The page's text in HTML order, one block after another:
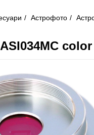
/ Астрофото /
color